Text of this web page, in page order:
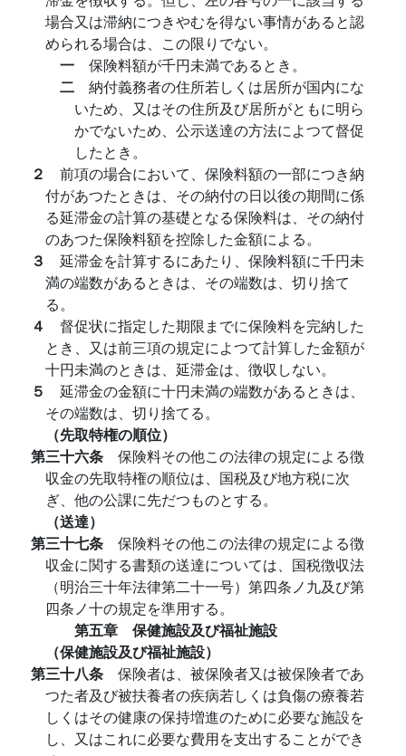
場合又は滞納につきやむを得ない事情があると認
められる場合は、この限りでない。
一 保険料額が千円未満であるとき。
二 納付義務者の住所若しくは居所が国内にな
いため、又はその住所及び居所がともに明ら
かでないため、公示送達の方法によつて督促
したとき。
２ 前項の場合において、保険料額の一部につき納
付があつたときは、その納付の日以後の期間に係
る延滞金の計算の基礎となる保険料は、その納付
のあつた保険料額を控除した金額による。
３ 延滞金を計算するにあたり、保険料額に千円未
満の端数があるときは、その端数は、切り捨て
る。
４ 督促状に指定した期限までに保険料を完納した
とき、又は前三項の規定によつて計算した金額が
十円未満のときは、延滞金は、徴収しない。
５ 延滞金の金額に十円未満の端数があるときは、
その端数は、切り捨てる。
（先取特権の順位）
第三十六条 保険料その他この法律の規定による徴
収金の先取特権の順位は、国税及び地方税に次
ぎ、他の公課に先だつものとする。
（送達）
第三十七条 保険料その他この法律の規定による徴
収金に関する書類の送達については、国税徴収法
（明治三十年法律第二十一号）第四条ノ九及び第
四条ノ十の規定を準用する。
第五章 保健施設及び福祉施設
（保健施設及び福祉施設）
第三十八条 保険者は、被保険者又は被保険者であ
つた者及び被扶養者の疾病若しくは負傷の療養若
しくはその健康の保持増進のために必要な施設を
し、又はこれに必要な費用を支出することができ